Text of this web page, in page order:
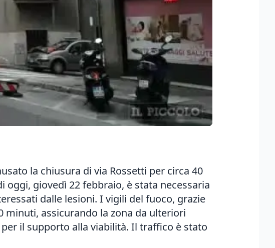
la chiusura di via Rossetti per circa 40
oggi, giovedì 22 febbraio, è stata necessaria
dalle lesioni. I vigili del fuoco, grazie
minuti, assicurando la zona da ulteriori
il supporto alla viabilità. Il traffico è stato